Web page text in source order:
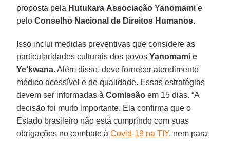
proposta pela Hutukara Associação Yanomami e
peloConselho Nacional de Direitos Humanos.
Isso inclui medidas preventivas que considere as
particularidades culturais dos povosYanomami e
Ye’kwana. Além disso, deve fornecer atendimento
médico acessível e de qualidade. Essas estratégias
devem ser informadas àComissão em 15 dias. “A
decisão foi muito importante. Ela confirma que o
Estado brasileiro não está cumprindo com suas
obrigações no combate à Covid-19 na TIY, nem para